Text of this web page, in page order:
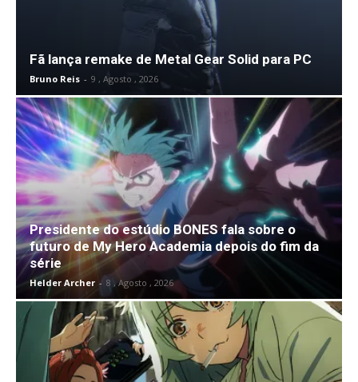
Fã lança remake de Metal Gear Solid para PC
Bruno Reis - 9 , Agosto , 2026
Presidente do estúdio BONES fala sobre o
futuro de My Hero Academia depois do fim da
série
Helder Archer - 8 , Agosto , 2026